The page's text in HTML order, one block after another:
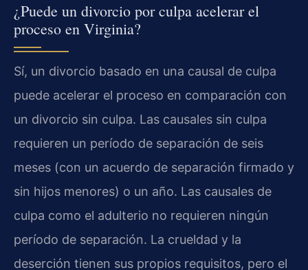
¿Puede un divorcio por culpa acelerar el
proceso en Virginia?
Sí, un divorcio basado en una causal de culpa
puede acelerar el proceso en comparación con
un divorcio sin culpa. Las causales sin culpa
requieren un período de separación de seis
meses (con un acuerdo de separación firmado y
sin hijos menores) o un año. Las causales de
culpa como el adulterio no requieren ningún
período de separación. La crueldad y la
deserción tienen sus propios requisitos, pero el